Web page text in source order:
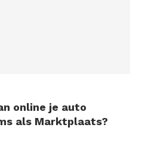
online je auto
als Marktplaats?